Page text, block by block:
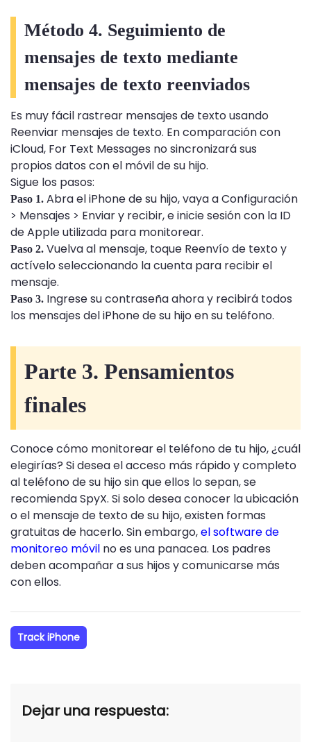
Método 4. Seguimiento de
mensajes de texto mediante
mensajes de texto reenviados
Es muy fácil rastrear mensajes de texto usando
Reenviar mensajes de texto. En comparación con
iCloud, For Text Messages no sincronizará sus
propios datos con el móvil de su hijo.
Sigue los pasos:
Paso 1. Abra el iPhone de su hijo, vaya a Configuración
> Mensajes > Enviar y recibir, e inicie sesión con la ID
de Apple utilizada para monitorear.
Paso 2. Vuelva al mensaje, toque Reenvío de texto y
actívelo seleccionando la cuenta para recibir el
mensaje.
Paso 3. Ingrese su contraseña ahora y recibirá todos
los mensajes del iPhone de su hijo en su teléfono.
Parte 3. Pensamientos
finales
Conoce cómo monitorear el teléfono de tu hijo, ¿cuál
elegirías? Si desea el acceso más rápido y completo
al teléfono de su hijo sin que ellos lo sepan, se
recomienda SpyX. Si solo desea conocer la ubicación
o el mensaje de texto de su hijo, existen formas
gratuitas de hacerlo. Sin embargo,el software de
monitoreo móvil no es una panacea. Los padres
deben acompañar a sus hijos y comunicarse más
con ellos.
Track iPhone
Dejar una respuesta: